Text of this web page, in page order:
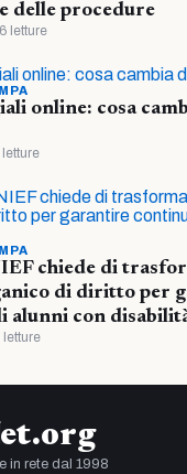
delle procedure
letture
online: cosa
chiede di
di diritto per
alunni con
in rete dal 1998